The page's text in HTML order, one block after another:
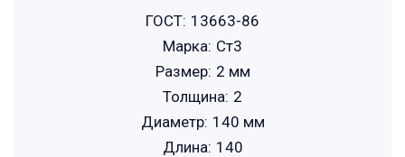
ГОСТ: 13663-86
Марка: Ст3
Размер: 2 мм
Толщина: 2
Диаметр: 140 мм
Длина: 140